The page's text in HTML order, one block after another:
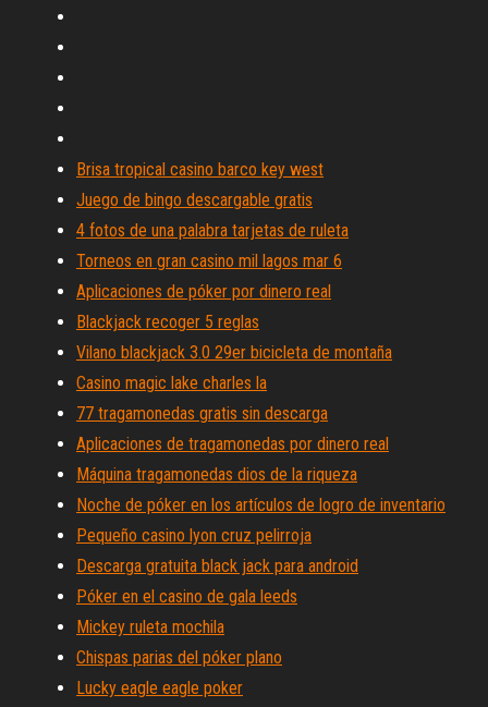
Brisa tropical casino barco key west
Juego de bingo descargable gratis
4 fotos de una palabra tarjetas de ruleta
Torneos en gran casino mil lagos mar 6
Aplicaciones de póker por dinero real
Blackjack recoger 5 reglas
Vilano blackjack 3.0 29er bicicleta de montaña
Casino magic lake charles la
77 tragamonedas gratis sin descarga
Aplicaciones de tragamonedas por dinero real
Máquina tragamonedas dios de la riqueza
Noche de póker en los artículos de logro de inventario
Pequeño casino lyon cruz pelirroja
Descarga gratuita black jack para android
Póker en el casino de gala leeds
Mickey ruleta mochila
Chispas parias del póker plano
Lucky eagle eagle poker